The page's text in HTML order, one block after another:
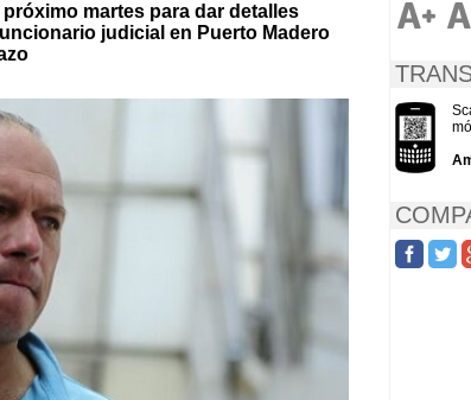
martes para dar detalles
judicial en Puerto Madero